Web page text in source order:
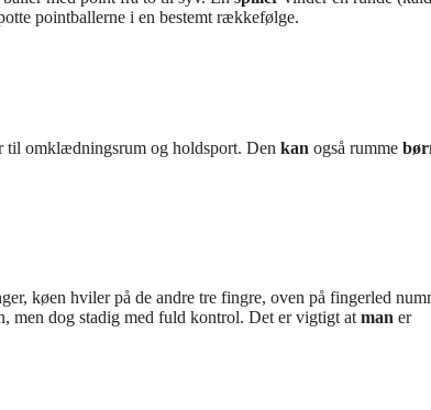
pointballerne i en bestemt rækkefølge.
til omklædningsrum og holdsport. Den kan også rumme
køen hviler på de andre tre fingre, oven på fingerled
men dog stadig med fuld kontrol. Det er vigtigt at man er